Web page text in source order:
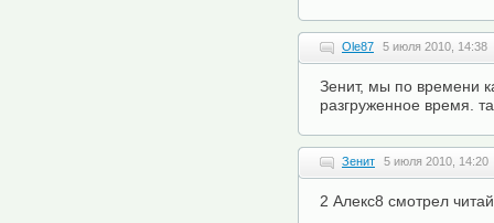
Ole87 5 июля 2010, 14:38
Зенит, мы по времени
разгруженное время.
Зенит 5 июля 2010, 14:20
2 Алекс8 смотрел